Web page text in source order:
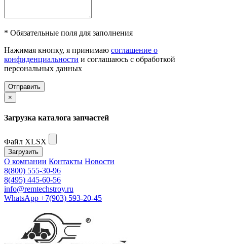
* Обязательные поля для заполнения
Нажимая кнопку, я принимаю соглашение о
конфиденциальности и соглашаюсь с обработкой
персональных данных
Отправить
×
Загрузка каталога запчастей
Файл XLSX
Загрузить
О компании Контакты Новости
8(800) 555-30-96
8(495) 445-60-56
info@remtechstroy.ru
WhatsApp +7(903) 593-20-45